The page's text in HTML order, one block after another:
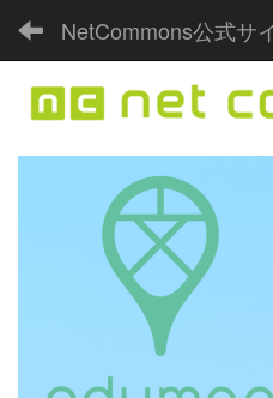
NetCommons公式サ